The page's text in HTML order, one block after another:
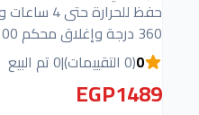
360 درجة وإغلاق محكم 100%.
0(0 التقييمات) |0 تم البيع
EGP1489